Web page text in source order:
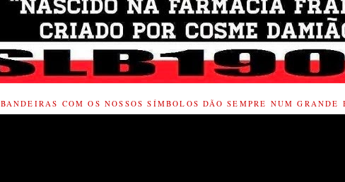
BANDEIRAS COM OS NOSSOS SÍMBOLOS DÃO SEMPRE NUM GRANDE